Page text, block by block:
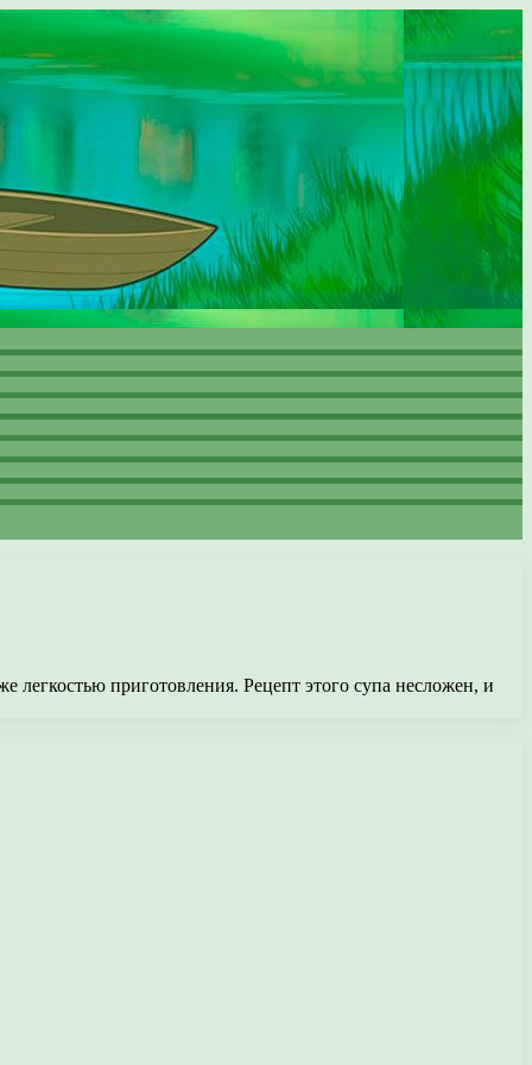
приготовления. Рецепт этого супа несложен, и